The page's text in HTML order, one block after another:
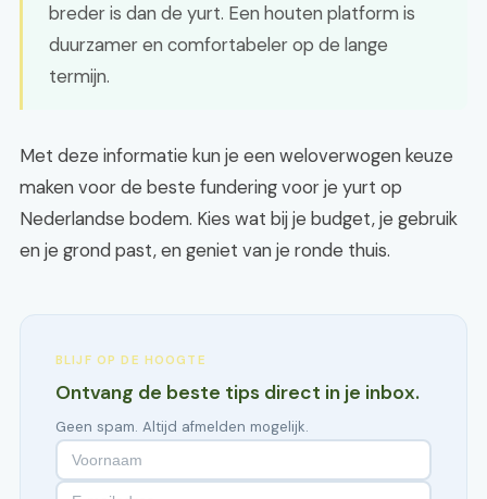
breder is dan de yurt. Een houten platform is
duurzamer en comfortabeler op de lange
termijn.
Met deze informatie kun je een weloverwogen keuze
maken voor de beste fundering voor je yurt op
Nederlandse bodem. Kies wat bij je budget, je gebruik
en je grond past, en geniet van je ronde thuis.
BLIJF OP DE HOOGTE
Ontvang de beste tips direct in je inbox.
Geen spam. Altijd afmelden mogelijk.